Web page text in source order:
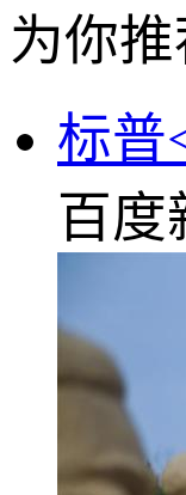
为你推
标普
百度